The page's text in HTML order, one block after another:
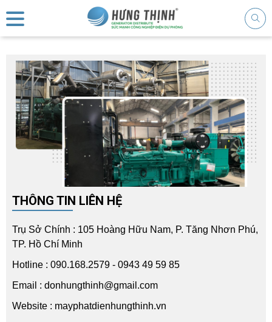
THÔNG TIN LIÊN HỆ
Trụ Sở Chính : 105 Hoàng Hữu Nam, P. Tăng Nhơn Phú,
TP. Hồ Chí Minh
Hotline : 090.168.2579 - 0943 49 59 85
Email : donhungthinh@gmail.com
Website : mayphatdienhungthinh.vn